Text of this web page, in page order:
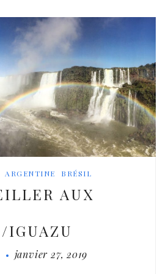
ARGENTINE BRÉSIL
AUX
IGUAZU
janvier 27, 2019